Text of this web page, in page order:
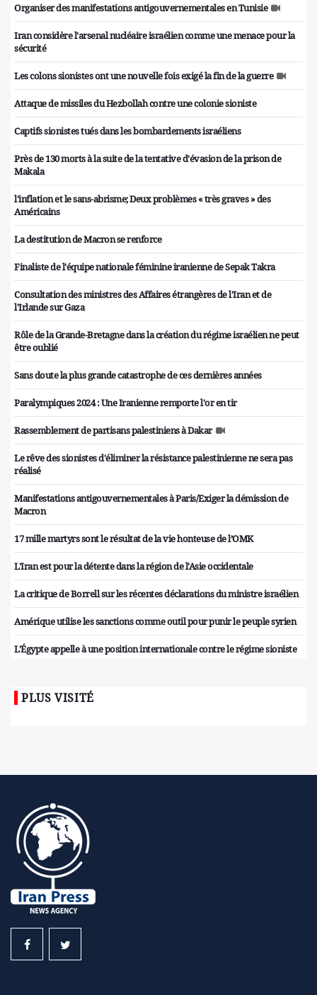
Organiser des manifestations antigouvernementales en Tunisie
Iran considère l'arsenal nucléaire israélien comme une menace pour la
sécurité
Les colons sionistes ont une nouvelle fois exigé la fin de la guerre
Attaque de missiles du Hezbollah contre une colonie sioniste
Captifs sionistes tués dans les bombardements israéliens
Près de 130 morts à la suite de la tentative d'évasion de la prison de
Makala
l'inflation et le sans-abrisme; Deux problèmes « très graves » des
Américains
La destitution de Macron se renforce
Finaliste de l'équipe nationale féminine iranienne de Sepak Takra
Consultation des ministres des Affaires étrangères de l'Iran et de
l'Irlande sur Gaza
Rôle de la Grande-Bretagne dans la création du régime israélien ne peut
être oublié
Sans doute la plus grande catastrophe de ces dernières années
Paralympiques 2024 : Une Iranienne remporte l'or en tir
Rassemblement de partisans palestiniens à Dakar
Le rêve des sionistes d'éliminer la résistance palestinienne ne sera pas
réalisé
Manifestations antigouvernementales à Paris/Exiger la démission de
Macron
17 mille martyrs sont le résultat de la vie honteuse de l’OMK
L'Iran est pour la détente dans la région de l'Asie occidentale
La critique de Borrell sur les récentes déclarations du ministre israélien
Amérique utilise les sanctions comme outil pour punir le peuple syrien
L'Égypte appelle à une position internationale contre le régime sioniste
PLUS VISITÉ